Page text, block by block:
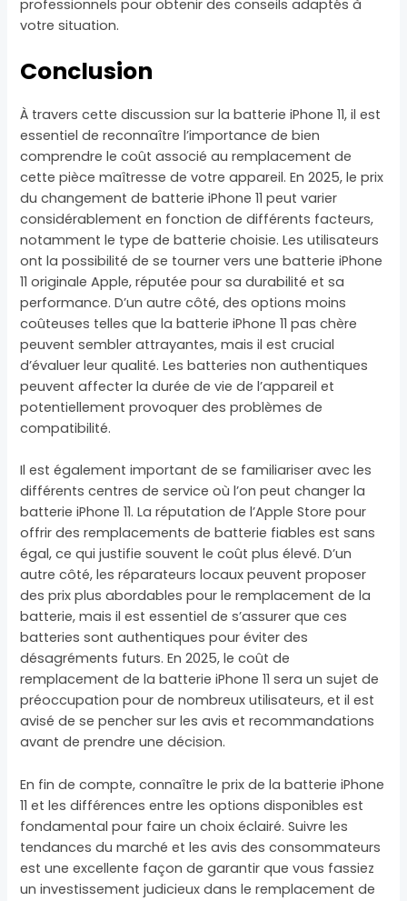
professionnels pour obtenir des conseils adaptés à
votre situation.
Conclusion
À travers cette discussion sur la batterie iPhone 11, il est
essentiel de reconnaître l’importance de bien
comprendre le coût associé au remplacement de
cette pièce maîtresse de votre appareil. En 2025, le prix
du changement de batterie iPhone 11 peut varier
considérablement en fonction de différents facteurs,
notamment le type de batterie choisie. Les utilisateurs
ont la possibilité de se tourner vers une batterie iPhone
11 originale Apple, réputée pour sa durabilité et sa
performance. D’un autre côté, des options moins
coûteuses telles que la batterie iPhone 11 pas chère
peuvent sembler attrayantes, mais il est crucial
d’évaluer leur qualité. Les batteries non authentiques
peuvent affecter la durée de vie de l’appareil et
potentiellement provoquer des problèmes de
compatibilité.
Il est également important de se familiariser avec les
différents centres de service où l’on peut changer la
batterie iPhone 11. La réputation de l’Apple Store pour
offrir des remplacements de batterie fiables est sans
égal, ce qui justifie souvent le coût plus élevé. D’un
autre côté, les réparateurs locaux peuvent proposer
des prix plus abordables pour le remplacement de la
batterie, mais il est essentiel de s’assurer que ces
batteries sont authentiques pour éviter des
désagréments futurs. En 2025, le coût de
remplacement de la batterie iPhone 11 sera un sujet de
préoccupation pour de nombreux utilisateurs, et il est
avisé de se pencher sur les avis et recommandations
avant de prendre une décision.
En fin de compte, connaître le prix de la batterie iPhone
11 et les différences entre les options disponibles est
fondamental pour faire un choix éclairé. Suivre les
tendances du marché et les avis des consommateurs
est une excellente façon de garantir que vous fassiez
un investissement judicieux dans le remplacement de